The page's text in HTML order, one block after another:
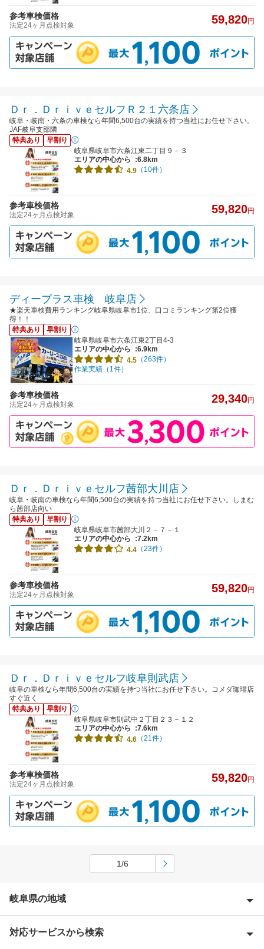
参考車検価格
法定24ヶ月点検対象 59,820円
Ｄｒ．ＤｒｉｖｅセルフＲ２１六条店
岐阜・岐南・六条の車検なら年間6,500台の実績を持つ当社にお任せ下さい。
JAF岐阜支部隣
特典あり
早割り
岐阜県岐阜市六条江東二丁目９－３
エリアの中心から
:6.8km
4.9 （10件）
参考車検価格
法定24ヶ月点検対象 59,820円
ディープラス車検 岐阜店
★楽天車検費用ランキング岐阜県岐阜市1位、口コミランキング第2位獲
得！！
特典あり
早割り
岐阜県岐阜市六条江東2丁目4-3
エリアの中心から
:6.9km
4.5 （263件）
作業実績（1件）
参考車検価格
法定24ヶ月点検対象 29,340円
Ｄｒ．Ｄｒｉｖｅセルフ茜部大川店
岐阜・岐南の車検なら年間6,500台の実績を持つ当社にお任せ下さい。しまむ
ら茜部店向い
特典あり
早割り
岐阜県岐阜市茜部大川２－７－１
エリアの中心から
:7.2km
4.4 （23件）
参考車検価格
法定24ヶ月点検対象 59,820円
Ｄｒ．Ｄｒｉｖｅセルフ岐阜則武店
岐阜の車検なら年間6,500台の実績を持つ当社にお任せ下さい。コメダ珈琲店
すぐ近く
特典あり
早割り
岐阜県岐阜市則武中２丁目２３－１２
エリアの中心から
:7.6km
4.6 （21件）
参考車検価格
法定24ヶ月点検対象 59,820円
1/6
岐阜県の地域
安八郡
対応サービスから検索